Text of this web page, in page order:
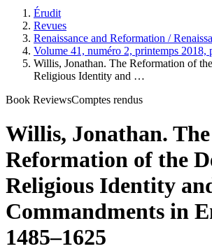
Érudit
Revues
Renaissance and Reformation /
Volume 41, numéro 2, printemps 2018,
Willis, Jonathan. The Reformation of
Religious Identity and …
Book ReviewsComptes rendus
Willis, Jonathan. The
Reformation of the
Religious Identity
Commandments in
1485–1625